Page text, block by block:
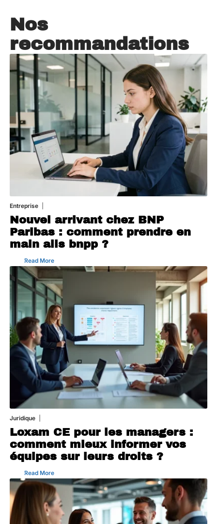
Nos
recommandations
Entreprise
Nouvel arrivant chez BNP
Paribas : comment prendre en
main alis bnpp ?
Read More
Juridique
Loxam CE pour les managers :
comment mieux informer vos
équipes sur leurs droits ?
Read More